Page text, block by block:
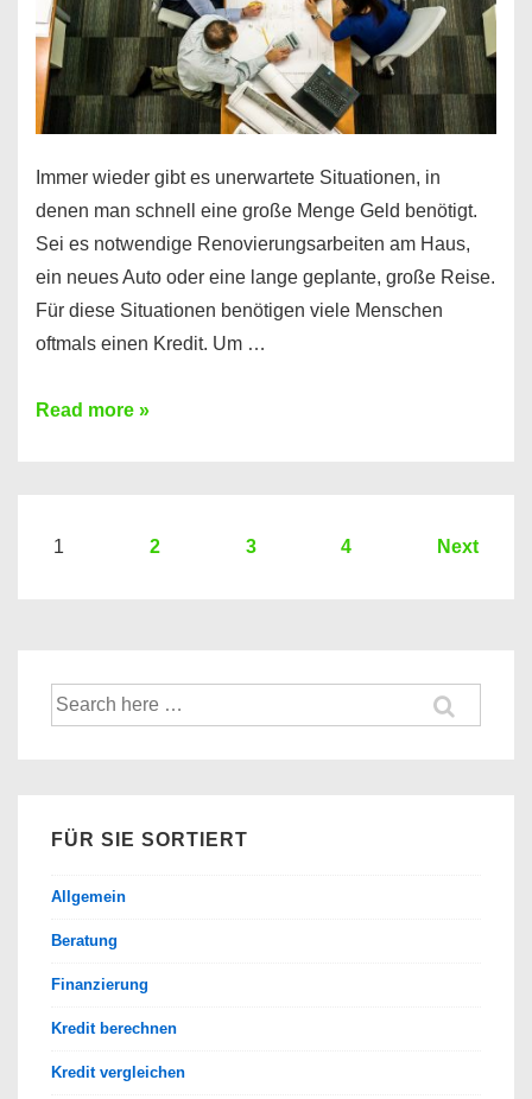
Immer wieder gibt es unerwartete Situationen, in
denen man schnell eine große Menge Geld benötigt.
Sei es notwendige Renovierungsarbeiten am Haus,
ein neues Auto oder eine lange geplante, große Reise.
Für diese Situationen benötigen viele Menschen
oftmals einen Kredit. Um …
Brauchen
Summe
Euro
Read more »
Seitennummerierung
1 2 3 4 Next
Suche
nach:
FÜR SIE SORTIERT
Allgemein
Beratung
Finanzierung
Kredit berechnen
Kredit vergleichen